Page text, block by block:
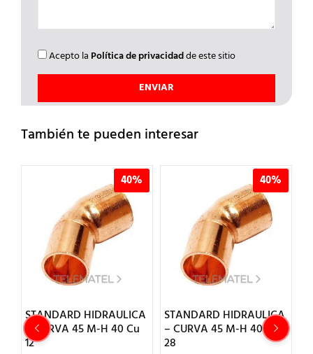
Acepto la Política de privacidadde este sitio
También te pueden interesar
40%
STANDARD HIDRAULICA
– CURVA 45 M-H 40 Cu
12
40%
STANDARD HIDRAULICA
– CURVA 45 M-H 40 Cu
28